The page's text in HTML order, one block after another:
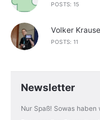
POSTS: 15
Volker
POSTS: 11
Newsletter
Nur Spaß! Sowas haben